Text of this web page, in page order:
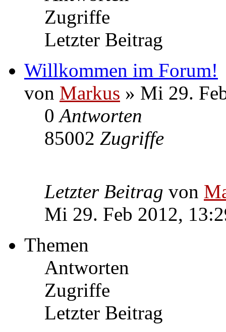
Zugriffe
Letzter Beitrag
Willkommen im Forum!
von Markus » Mi 29.
0Antworten
85002 Zugriffe
Letzter Beitrag von
Mi 29. Feb 2012,
Themen
Antworten
Zugriffe
Letzter Beitrag